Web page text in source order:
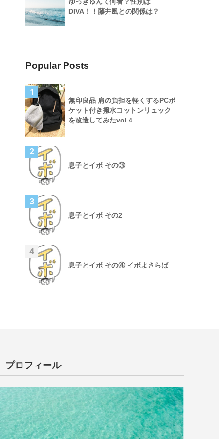
DIVA！！藤井風との関係は？
Popular Posts
1
無印良品 肩の負担を軽くするPCポ
ケット付き撥水コットンリュック
を改造してみたvol.4
2
息子とイボ その③
3
息子とイボ その2
4
息子とイボ その④ イボよさらば
プロフィール